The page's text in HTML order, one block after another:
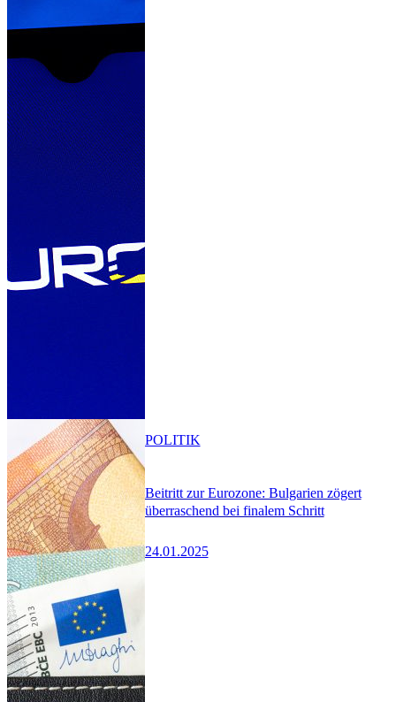
Beitritt zur Eurozone: Bulgarien zögert
überraschend bei finalem Schritt
24.01.2025
POLITIK